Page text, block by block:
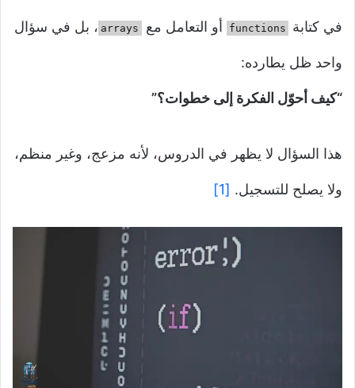
في كتابة functions أو التعامل مع arrays ، بل في سؤال
واحد ظل يطارده:
“كيف أحوّل الفكرة إلى خطوات؟”
هذا السؤال لا يظهر في الدروس، لأنه مزعج، وغير منظم،
ولا يصلح للتسجيل. [1]